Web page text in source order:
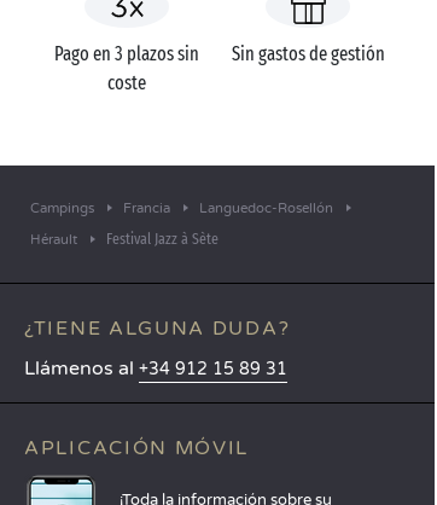
Pago en 3 plazos sin
coste
Sin gastos de gestión
Campings Francia
Languedoc-Rosellón
Hérault
Festival Jazz à Sète
¿TIENE ALGUNA DUDA?
Llámenos al +34 912 15 89 31
APLICACIÓN MÓVIL
¡Toda la información sobre su